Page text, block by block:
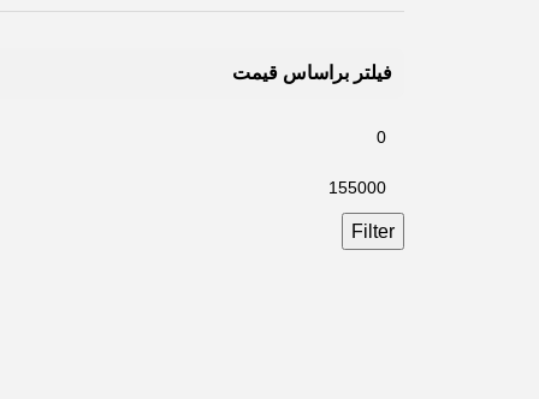
فیلتر براساس قیمت
Filter